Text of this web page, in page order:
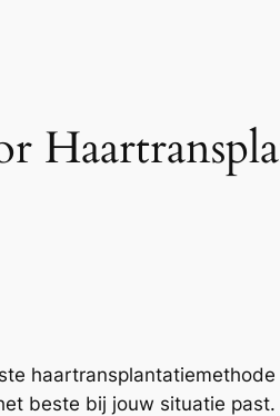
beste bij jouw situatie